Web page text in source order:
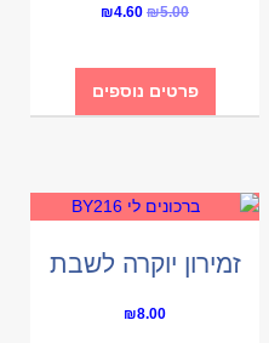
₪5.00
Original
was:
₪5.00.
₪4.60
is:
₪4.60.פרטים נוספים
זמירון יוקרה לשבת
₪8.00